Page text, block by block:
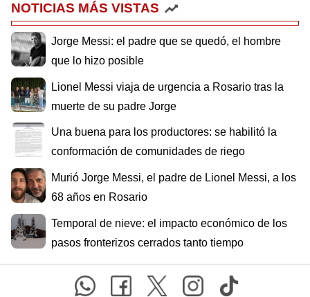
NOTICIAS MÁS VISTAS
Jorge Messi: el padre que se quedó, el hombre
que lo hizo posible
Lionel Messi viaja de urgencia a Rosario tras la
muerte de su padre Jorge
Una buena para los productores: se habilitó la
conformación de comunidades de riego
Murió Jorge Messi, el padre de Lionel Messi, a los
68 años en Rosario
Temporal de nieve: el impacto económico de los
pasos fronterizos cerrados tanto tiempo